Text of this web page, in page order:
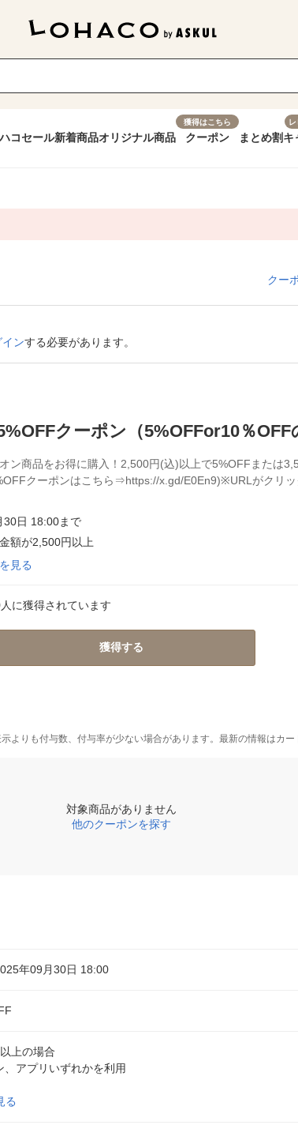
コセール新着商品オリジナル商品
獲得はこちら
クーポン まとめ割キ
クー
ンする必要があります。
クーポン（5%OFFor10％
ン商品をお得に購入！2,500円(込)以上で5%OFFまたは
クーポンはこちら⇒https://x.gd/E0En9)※URLがクリ
30日 18:00まで
額が2,500円以上
見る
人に獲得されています
獲得する
よりも付与数、付与率が少ない場合があります。最新の情報はカー
対象商品がありません
他のクーポンを探す
年09月30日 18:00
上の場合
アプリいずれかを利用
る